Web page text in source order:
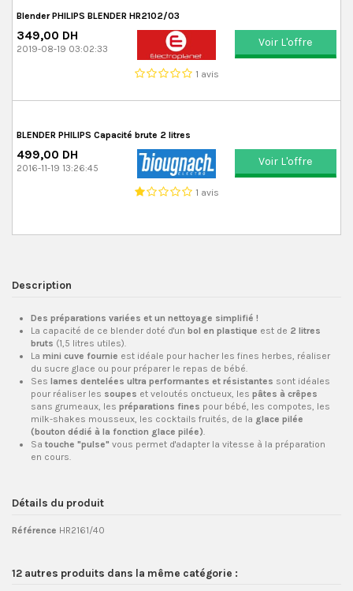
Blender PHILIPS BLENDER HR2102/03
349,00 DH
2019-08-19 03:02:33
1 avis
Voir L'offre
BLENDER PHILIPS Capacité brute 2 litres
499,00 DH
2016-11-19 13:26:45
1 avis
Voir L'offre
Description
Des préparations variées et un nettoyage simplifié !
La capacité de ce blender doté d'un bol en plastique est de 2 litres
bruts (1,5 litres utiles).
La mini cuve fournie est idéale pour hacher les fines herbes, réaliser
du sucre glace ou pour préparer le repas de bébé.
Ses lames dentelées ultra performantes et résistantes sont idéales
pour réaliser les soupes et veloutés onctueux, les pâtes à crêpes
sans grumeaux, les préparations fines pour bébé, les compotes, les
milk-shakes mousseux, les cocktails fruités, de la glace pilée
(bouton dédié à la fonction glace pilée).
Sa touche "pulse" vous permet d'adapter la vitesse à la préparation
en cours.
Détails du produit
Référence HR2161/40
12 autres produits dans la même catégorie :